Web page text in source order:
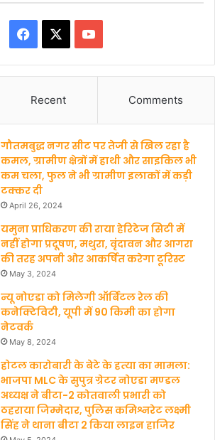
a
b
o
o
k
o
u
b
Recent Comments
गौतमबुद्ध नगर सीट पर तेजी से खिल रहा है
कमल, ग्रामीण क्षेत्रों में हाथी और साइकिल भी
कम चला, फुल ने भी ग्रामीण इलाकों में कड़ी
टक्कर दी
April 26, 2024
यमुना प्राधिकरण की राया हेरिटेज सिटी में
नहीं होगा प्रदूषण, मथुरा, वृंदावन और आगरा
की तरह अपनी ओर आकर्षित करेगा टूरिस्ट
May 3, 2024
न्यू नोएडा को मिलेगी ऑर्बिटल रेल की
कनेक्टिविटी, यूपी में 90 किमी का होगा
नेटवर्क
May 8, 2024
होटल कारोबारी के बेटे के हत्‍या का मामला:
भाजपा MLC के सुपुत्र ग्रेटर नोएडा मण्‍डल
अध्‍यक्ष ने बीटा-2 कोतवाली प्रभारी को
ठहराया जिम्मेदार, पुलिस कमिश्नरेट लक्ष्मी
सिंह ने थाना बीटा 2 किया लाइन हाजिर